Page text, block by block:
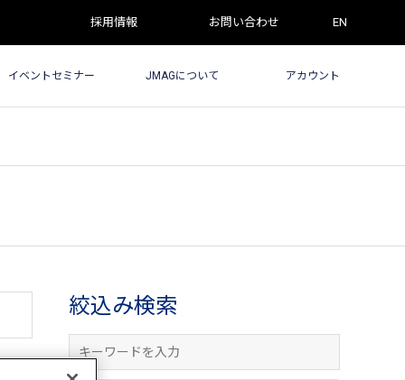
採用情報 お問い合わせ EN
イベントセミナー JMAGについて アカウント
絞込み検索